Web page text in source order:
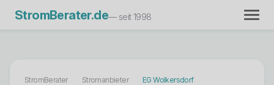
StromBerater.de— seit 1998
StromBerater Stromanbieter EG Wolkersdorf